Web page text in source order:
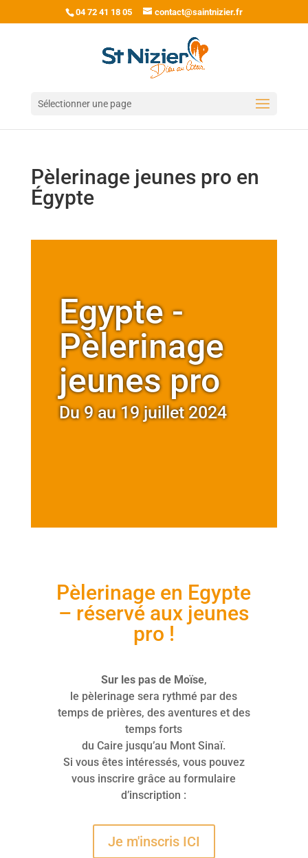
04 72 41 18 05 contact@saintnizier.fr
Sélectionner une page
Pèlerinage jeunes pro en
Égypte
Egypte -
Pèlerinage
jeunes pro
Du 9 au 19 juillet 2024
Pèlerinage en Egypte
– réservé aux jeunes
pro !
Sur les pas de Moïse,
le pèlerinage sera rythmé par des
temps de prières, des aventures et des
temps forts
du Caire jusqu’au Mont Sinaï.
Si vous êtes intéressés, vous pouvez
vous inscrire grâce au formulaire
d’inscription :
Je m'inscris ICI